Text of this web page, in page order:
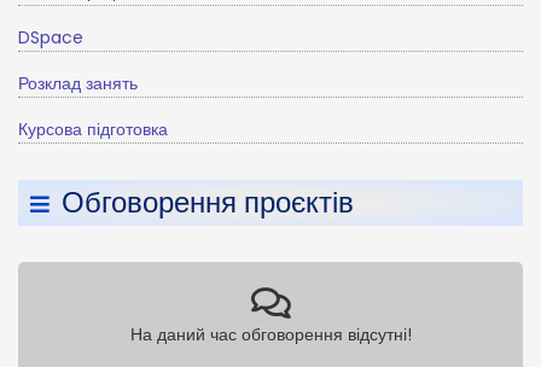
DSpace
Розклад занять
Курсова підготовка
Обговорення проєктів
На даний час обговорення відсутні!